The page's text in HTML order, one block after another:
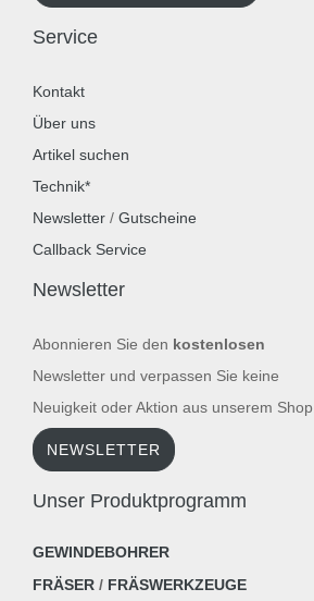
Service
Kontakt
Über uns
Artikel suchen
Technik*
Newsletter / Gutscheine
Callback Service
Newsletter
Abonnieren Sie den kostenlosen
Newsletter und verpassen Sie keine
Neuigkeit oder Aktion aus unserem Shop.
NEWSLETTER
Unser Produktprogramm
GEWINDEBOHRER
FRÄSER / FRÄSWERKZEUGE